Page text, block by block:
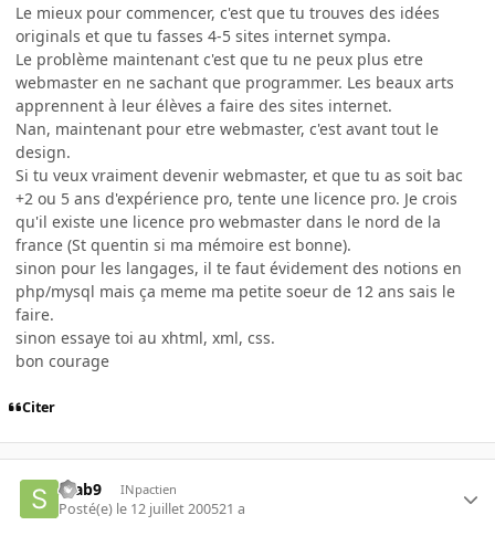
Le mieux pour commencer, c'est que tu trouves des idées
originals et que tu fasses 4-5 sites internet sympa.
Le problème maintenant c'est que tu ne peux plus etre
webmaster en ne sachant que programmer. Les beaux arts
apprennent à leur élèves a faire des sites internet.
Nan, maintenant pour etre webmaster, c'est avant tout le
design.
Si tu veux vraiment devenir webmaster, et que tu as soit bac
+2 ou 5 ans d'expérience pro, tente une licence pro. Je crois
qu'il existe une licence pro webmaster dans le nord de la
france (St quentin si ma mémoire est bonne).
sinon pour les langages, il te faut évidement des notions en
php/mysql mais ça meme ma petite soeur de 12 ans sais le
faire.
sinon essaye toi au xhtml, xml, css.
bon courage
Citer
Stab9 INpactien
Posté(e) le 12 juillet 200521 a